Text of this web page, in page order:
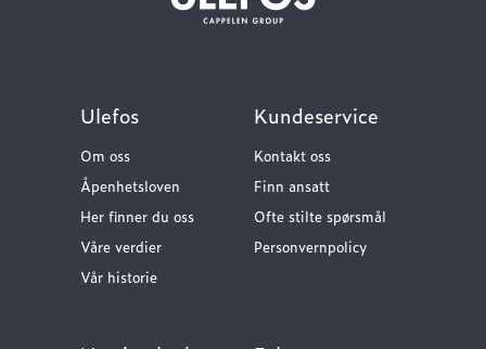
Ulefos
Om oss
Åpenhetsloven
Her finner du oss
Våre verdier
Vår historie
Kundeservice
Kontakt oss
Finn ansatt
Ofte stilte spørsmål
Personvernpolicy